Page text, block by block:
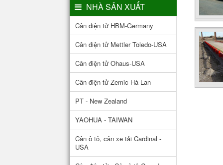
NHÀ SẢN XUẤT
Cân điện tử HBM-Germany
Cân điện tử Mettler Toledo-USA
Cân điện tử Ohaus-USA
Cân điện tử Zemic Hà Lan
PT - New Zealand
YAOHUA - TAIWAN
Cân ô tô, cân xe tải Cardinal -
USA